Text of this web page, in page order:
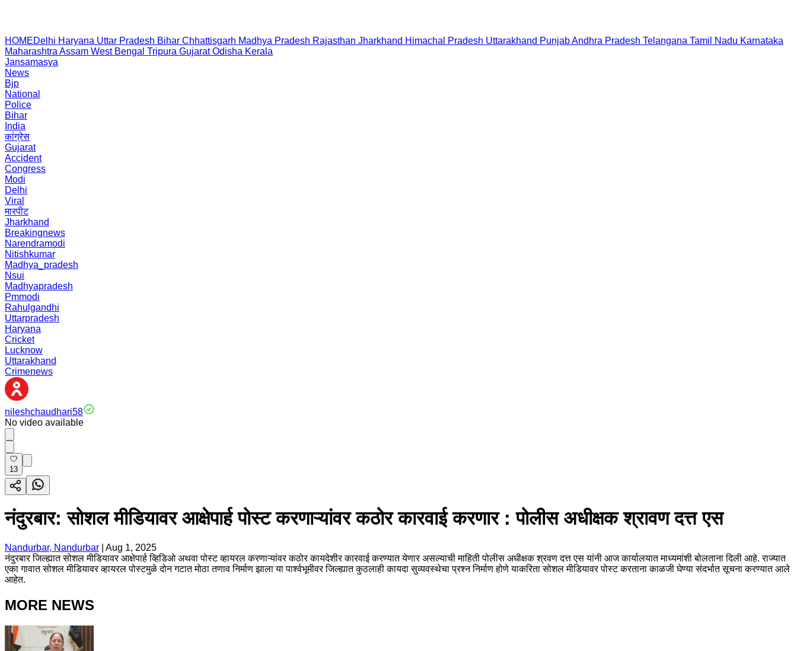
HOMEDelhi Haryana Uttar Pradesh Bihar Chhattisgarh Madhya Pradesh Rajasthan Jharkhand Himachal Pradesh Uttarakhand PunjabAndhra Pradesh Telangana Tamil Nadu Karnataka
Maharashtra Assam West Bengal Tripura Gujarat Odisha Kerala
Jansamasya
News
Bjp
National
Police
Bihar
India
कांग्रेस
Gujarat
Accident
Congress
Modi
Delhi
Viral
मारपीट
Jharkhand
Breakingnews
Narendramodi
Nitishkumar
Madhya_pradesh
Nsui
Madhyapradesh
Pmmodi
Rahulgandhi
Uttarpradesh
Haryana
Cricket
Lucknow
Uttarakhand
Crimenews
nileshchaudhari58
No video available
13
नंदुरबार: सोशल मीडियावर आक्षेपार्ह पोस्ट करणाऱ्यांवर कठोर कारवाई करणार : पोलीस अधीक्षक श्रावण दत्त एस
Nandurbar, Nandurbar
Aug 1, 2025
नंदुरबार जिल्ह्यात सोशल मीडियावर आक्षेपार्ह व्हिडिओ अथवा पोस्ट व्हायरल करणाऱ्यांवर कठोर कायदेशीर कारवाई करण्यात येणार असल्याची माहिती पोलीस अधीक्षक श्रवण दत्त एस यांनी आज कार्यालयात माध्यमांशी बोलताना दिली आहे. राज्यात
एका गावात सोशल मीडियावर व्हायरल पोस्टमुळे दोन गटात मोठा तणाव निर्माण झाला या पार्श्वभूमीवर जिल्ह्यात कुठलाही कायदा सुव्यवस्थेचा प्रश्न निर्माण होणे याकरिता सोशल मीडियावर पोस्ट करताना काळजी घेण्या संदर्भात सूचना करण्यात आले
आहेत.
MORE NEWS